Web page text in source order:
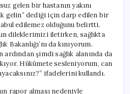
gelen bir hastanın yakını
gelin” dediği için darp edilen bir
edilemez olduğunu belirtti.
dileklerimizi iletirken, sağlıkta
Bakanlığı’nı da kınıyorum.
şimdi sağlık alanında da
Hükümete sesleniyorum, can
ifadelerini kullandı.
rapor alması nedeniyle